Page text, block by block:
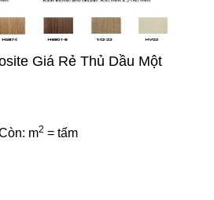
Giá Rẻ Thủ Dầu Một
m2 = tấm